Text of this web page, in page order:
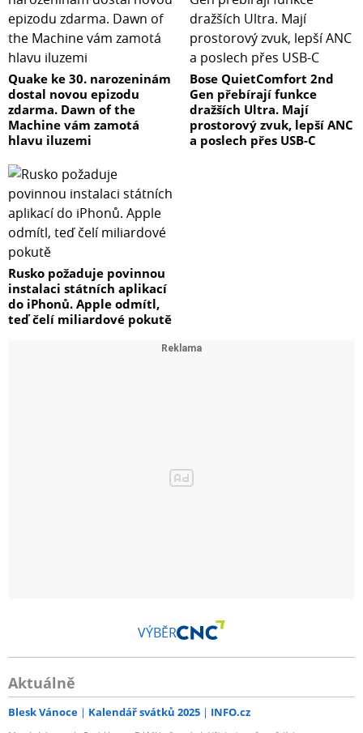
Quake ke 30. narozeninám
dostal novou epizodu
zdarma. Dawn of the
Machine vám zamotá
hlavu iluzemi
Bose QuietComfort 2nd
Gen přebírají funkce
dražších Ultra. Mají
prostorový zvuk, lepší ANC
a poslech přes USB-C
Rusko požaduje povinnou
instalaci státních aplikací
do iPhonů. Apple odmítl,
teď čelí miliardové pokutě
VÝBĚR
Aktuálně
Blesk Vánoce Kalendář svátků 2025 INFO.cz